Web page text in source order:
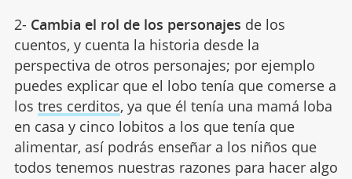
2- Cambia el rol de los personajes de los
cuentos, y cuenta la historia desde la
perspectiva de otros personajes; por ejemplo
puedes explicar que el lobo tenía que comerse a
los tres cerditos, ya que él tenía una mamá loba
en casa y cinco lobitos a los que tenía que
alimentar, así podrás enseñar a los niños que
todos tenemos nuestras razones para hacer algo